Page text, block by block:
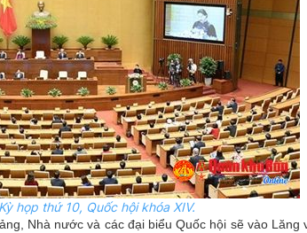
họp thứ 10, Quốc hội khóa XIV.
Nhà nước và các đại biểu Quốc hội sẽ vào Lăng